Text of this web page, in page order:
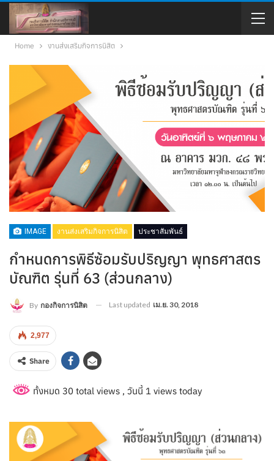
Home งานส่งเสริมกิจการนิสิต
IMAGE งานส่งเสริมกิจการนิสิต ประชาสัมพันธ์
กำหนดการพิธีซ้อมรับปริญญา พุทธศาสตร
บัณฑิต รุ่นที่ 63 (ส่วนกลาง)
By กองกิจการนิสิต Last updated เม.ย. 30, 2018
2,977
Share
ทั้งหมด 30 total views , วันนี้ 1 views today